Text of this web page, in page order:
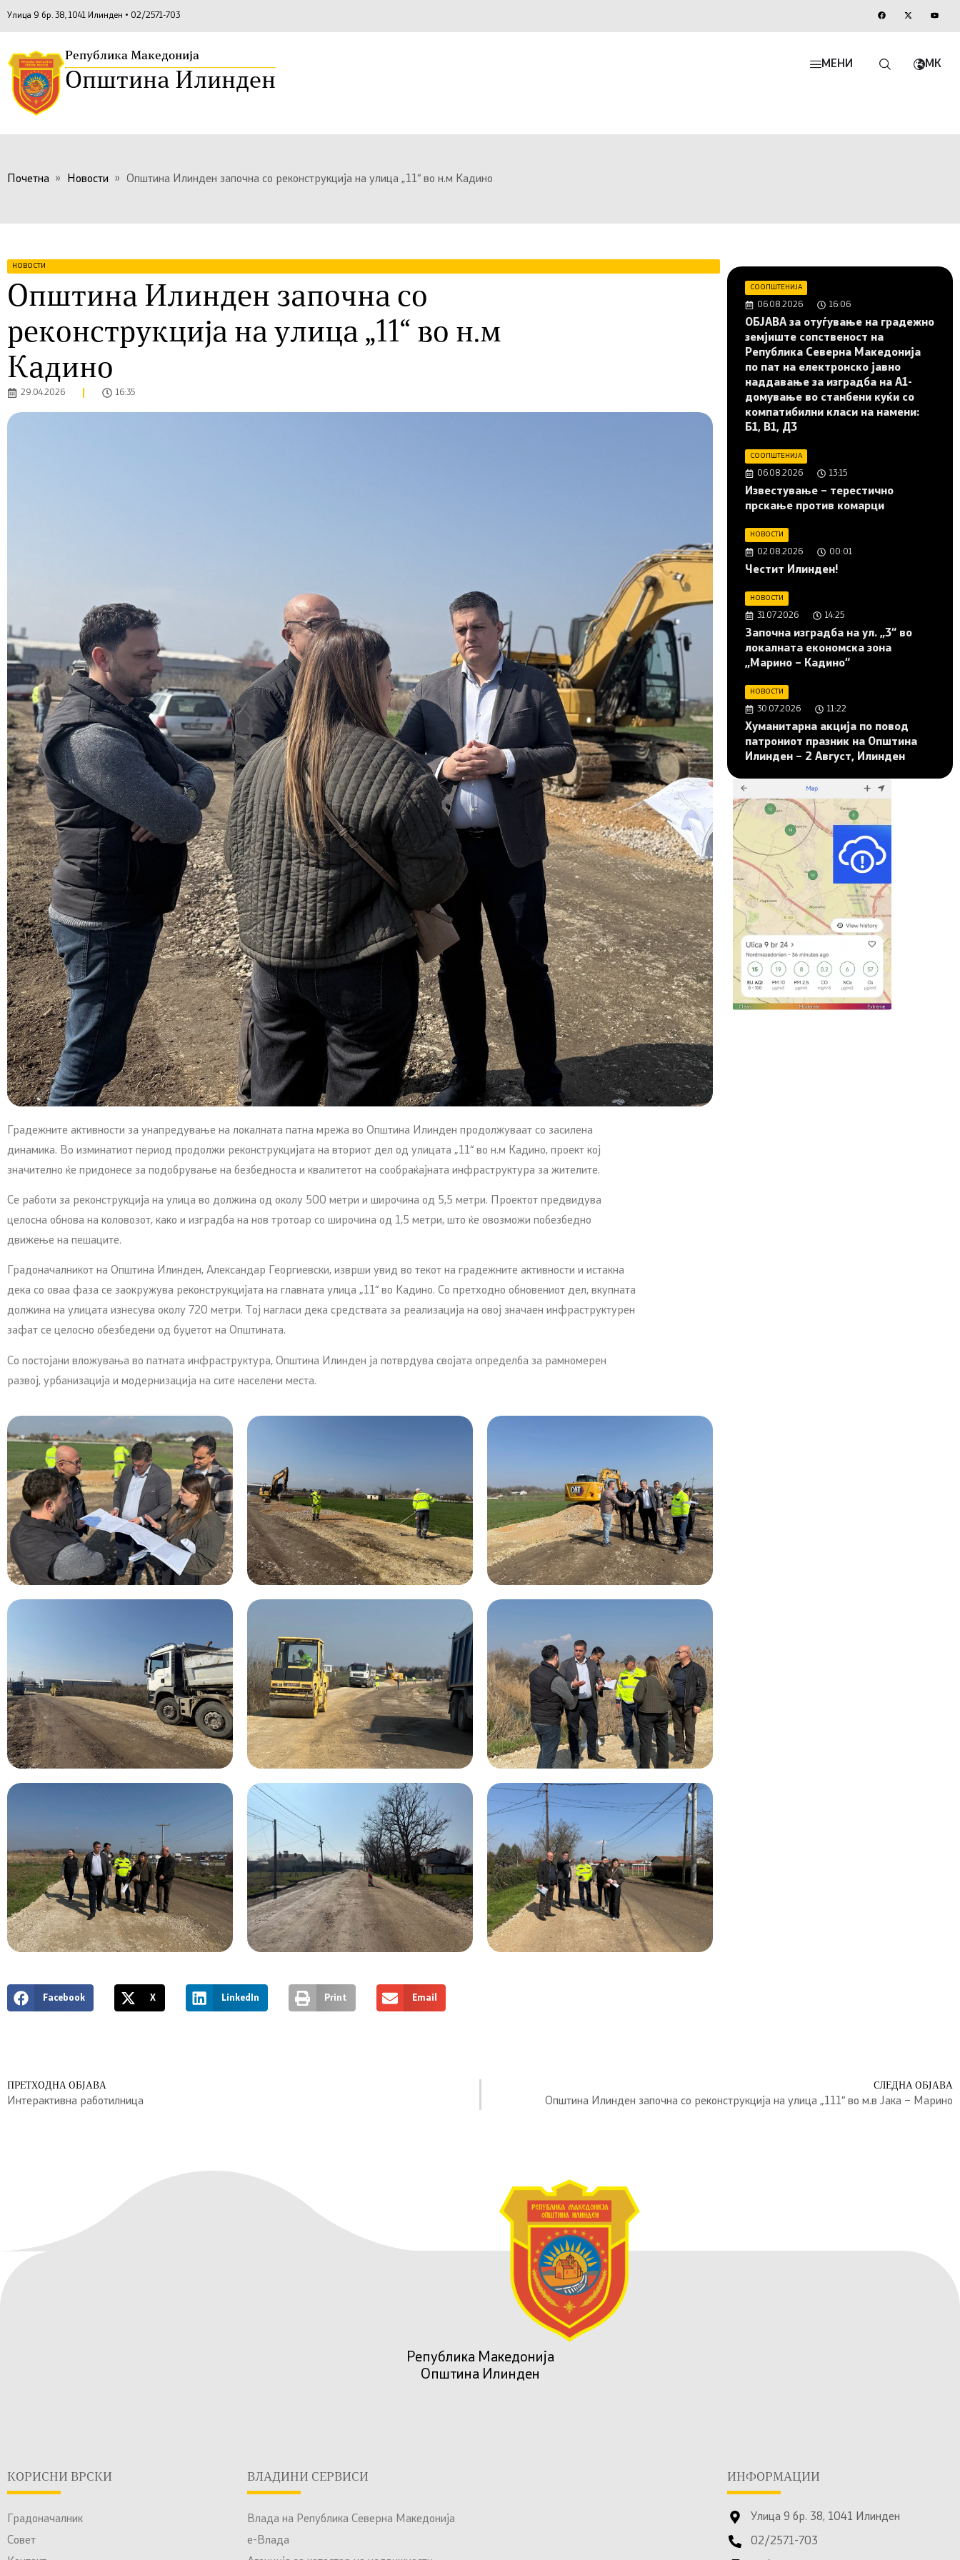
Улица 9 бр. 38, 1041 Илинден • 02/2571-703
Република Македонија
Општина Илинден
МЕНИ MK
Почетна » Новости » Општина Илинден започна со реконструкција на улица „11“ во н.м Кадино
НОВОСТИ
Општина Илинден започна со
реконструкција на улица „11“ во н.м
Кадино
29.04.2026 16:35
Градежните активности за унапредување на локалната патна мрежа во Општина Илинден продолжуваат со засилена
динамика. Во изминатиот период продолжи реконструкцијата на вториот дел од улицата „11“ во н.м Кадино, проект кој
значително ќе придонесе за подобрување на безбедноста и квалитетот на сообраќајната инфраструктура за жителите.
Се работи за реконструкција на улица во должина од околу 500 метри и широчина од 5,5 метри. Проектот предвидува
целосна обнова на коловозот, како и изградба на нов тротоар со широчина од 1,5 метри, што ќе овозможи побезбедно
движење на пешаците.
Градоначалникот на Општина Илинден, Александар Георгиевски, изврши увид во текот на градежните активности и истакна
дека со оваа фаза се заокружува реконструкцијата на главната улица „11“ во Кадино. Со претходно обновениот дел, вкупната
должина на улицата изнесува околу 720 метри. Тој нагласи дека средствата за реализација на овој значаен инфраструктурен
зафат се целосно обезбедени од буџетот на Општината.
Со постојани вложувања во патната инфраструктура, Општина Илинден ја потврдува својата определба за рамномерен
развој, урбанизација и модернизација на сите населени места.
Facebook X LinkedIn Print Email
СООПШТЕНИЈА
06.08.2026 16:06
ОБЈАВА за отуѓување на градежно
земјиште сопственост на
Република Северна Македонија
по пат на електронско јавно
наддавање за изградба на A1-
домување во станбени куќи со
компатибилни класи на намени:
Б1, В1, Д3
СООПШТЕНИЈА
06.08.2026 13:15
Известување – терестично
прскање против комарци
НОВОСТИ
02.08.2026 00:01
Честит Илинден!
НОВОСТИ
31.07.2026 14:25
Започна изградба на ул. „3“ во
локалната економска зона
„Марино – Кадино“
НОВОСТИ
30.07.2026 11:22
Хуманитарна акција по повод
патрониот празник на Општина
Илинден – 2 Август, Илинден
ПРЕТХОДНА ОБЈАВА
Интерактивна работилница
СЛЕДНА ОБЈАВА
Општина Илинден започна со реконструкција на улица „111“ во м.в Јака – Марино
Република Македонија
Општина Илинден
КОРИСНИ ВРСКИ
Градоначалник
Совет
ВЛАДИНИ СЕРВИСИ
Влада на Република Северна Македонија
е-Влада
ИНФОРМАЦИИ
Улица 9 бр. 38, 1041 Илинден
02/2571-703